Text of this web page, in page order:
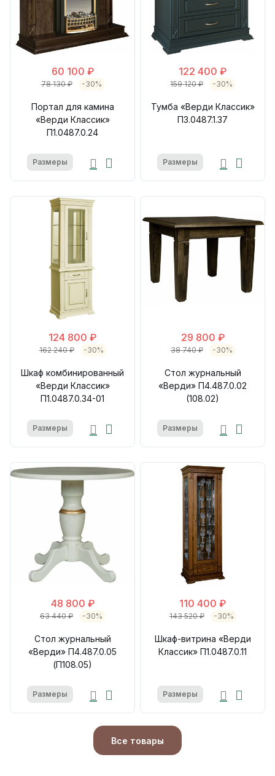
60 100 ₽
78 130 ₽ -30%
Портал для камина
«Верди Классик»
П1.0487.0.24
Размеры
122 400 ₽
159 120 ₽ -30%
Тумба «Верди Классик»
П3.0487.1.37
Размеры
124 800 ₽
162 240 ₽ -30%
Шкаф комбинированный
«Верди Классик»
П1.0487.0.34-01
Размеры
29 800 ₽
38 740 ₽ -30%
Стол журнальный
«Верди» П4.487.0.02
(108.02)
Размеры
48 800 ₽
63 440 ₽ -30%
Стол журнальный
«Верди» П4.487.0.05
(П108.05)
Размеры
110 400 ₽
143 520 ₽ -30%
Шкаф-витрина «Верди
Классик» П1.0487.0.11
Размеры
Все товары